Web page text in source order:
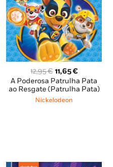
12,95€ O
preço
original
era:
11,65€O
preço
atual
A Poderosa Patrulha Pata
ao Resgate (Patrulha Pata)
Nickelodeon